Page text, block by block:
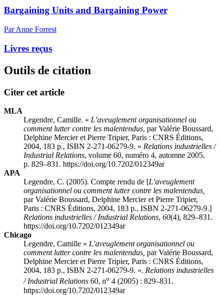
Bargaining Units and Bargaining Power
Par Anne Forrest
Livres reçus
Outils de citation
Citer cet article
MLA
Legendre, Camille. « L’aveuglement organisationnel ou
comment lutter contre les malentendus, par Valérie Boussard,
Delphine Mercieret Pierre Tripier, Paris : CNRS Éditions,
2004, 183 p., ISBN 2-271-06279-9. » Relations industrielles /
Industrial Relations, volume 60, numéro 4, automne 2005,
p. 829–831. https://doi.org/10.7202/012349ar
APA
Legendre, C. (2005). Compte rendu de [L’aveuglement
organisationnel ou comment lutter contre les malentendus,
par Valérie Boussard, Delphine Mercieret Pierre Tripier,
Paris : CNRS Éditions, 2004, 183 p., ISBN 2-271-06279-9.]
Relations industrielles / Industrial Relations, 60(4), 829–831.
https://doi.org/10.7202/012349ar
Chicago
Legendre, Camille « L’aveuglement organisationnel ou
comment lutter contre les malentendus, par Valérie Boussard,
Delphine Mercieret Pierre Tripier, Paris : CNRS Éditions,
2004, 183 p., ISBN 2-271-06279-9. ». Relations industrielles
/ Industrial Relations 60, no 4 (2005) : 829–831.
https://doi.org/10.7202/012349ar